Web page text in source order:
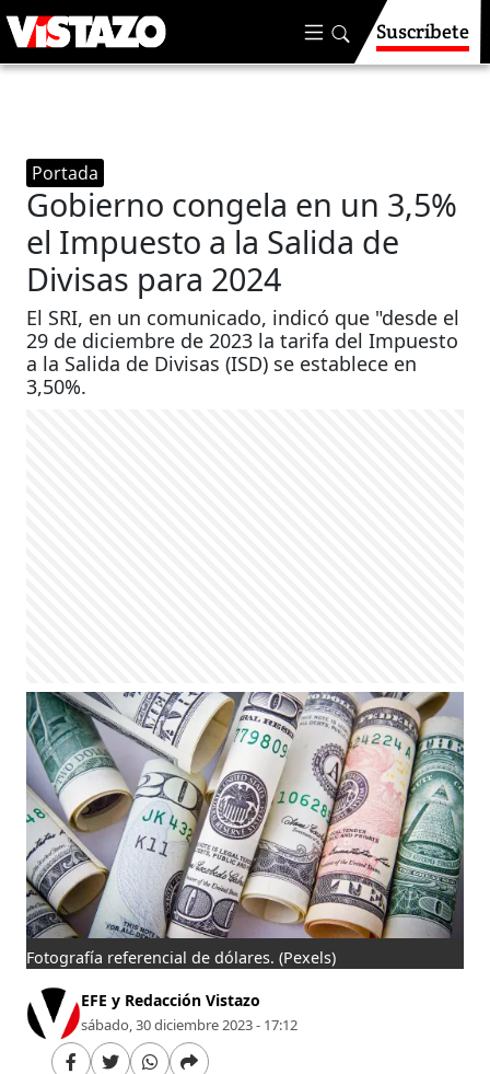
Suscríbete
Portada
Gobierno congela en un 3,5%
el Impuesto a la Salida de
Divisas para 2024
El SRI, en un comunicado, indicó que "desde el
29 de diciembre de 2023 la tarifa del Impuesto
a la Salida de Divisas (ISD) se establece en
3,50%.
Fotografía referencial de dólares. (Pexels)
EFE y Redacción Vistazo
sábado, 30 diciembre 2023 - 17:12